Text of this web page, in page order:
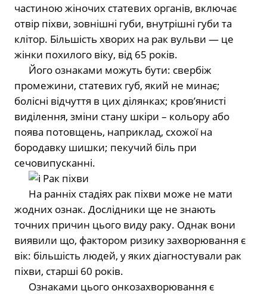
частиною жіночих статевих органів, включає
отвір піхви, зовнішні губи, внутрішні губи та
клітор. Більшість хворих на рак вульви — це
жінки похилого віку, від 65 років.
⠀⠀Його ознаками можуть бути: свербіж
промежини, статевих губ, який не минає;
болісні відчуття в цих ділянках; кров’янисті
виділення, зміни стану шкіри – кольору або
поява потовщень, наприклад, схожої на
бородавку шишки; пекучий біль при
сечовипусканні.
Рак піхви
⠀⠀На ранніх стадіях рак піхви може не мати
жодних ознак. Дослідники ще не знають
точних причин цього виду раку. Однак вони
виявили що, фактором ризику захворювання є
вік: більшість людей, у яких діагностували рак
піхви, старші 60 років.
⠀⠀Ознаками цього онкозахворювання є